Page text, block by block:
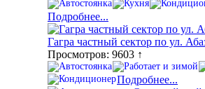
Подробнее...
Гагра частный сектор по ул.
Просмотров: 9603 ↑
Подробнее...